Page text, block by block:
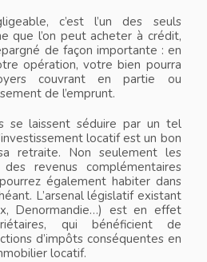
c’est l’un des seuls
que l’on peut acheter à crédit,
de façon importante : en
opération, votre bien pourra
couvrant en partie ou
de l’emprunt.
se laissent séduire par un tel
locatif est un bon
retraite. Non seulement les
revenus complémentaires
également habiter dans
L’arsenal législatif existant
Denormandie…) est en effet
qui bénéficient de
d’impôts conséquentes en
locatif.